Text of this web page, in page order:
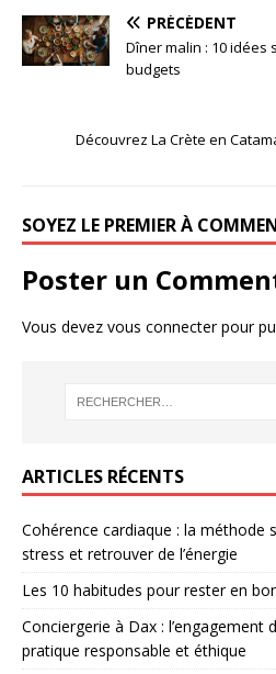
PRÉCÉDENT
Dîner malin : 10
budgets
Découvrez La Crète en
SOYEZ LE PREMIER À
Poster un
Vous devez vous connecterpour
ARTICLES RÉCENTS
Cohérence cardiaque : la méthode
stress et retrouver de l’énergie
Les 10 habitudes pour rester en
Conciergerie à Dax : l’engagement
pratique responsable et éthique